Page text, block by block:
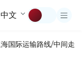
中文
国际运输路线/中间走廊